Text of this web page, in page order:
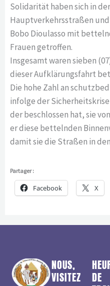
Solidarität haben sich in
Hauptverkehrsstraßen
Bobo Dioulasso mit
Frauen getroffen.
Insgesamt waren sieben
dieser Aufklärungsfahrt
Die hohe Zahl an
infolge der
der beschlossen hat, sie
er diese bettelnden
damit sie die Straßen in
Partager :
Facebook X
NOUS,
VISITEZ
DE